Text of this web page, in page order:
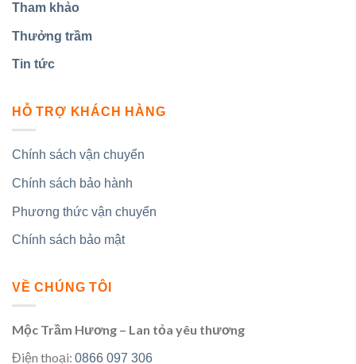
Tham khảo
Thưởng trầm
Tin tức
HỖ TRỢ KHÁCH HÀNG
Chính sách vận chuyển
Chính sách bảo hành
Phương thức vận chuyển
Chính sách bảo mật
VỀ CHÚNG TÔI
Mộc Trầm Hương – Lan tỏa yêu thương
Điện thoại: 0866 097 306